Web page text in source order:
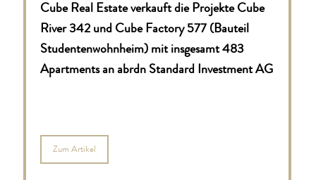
Cube Real Estate verkauft die Projekte Cube
River 342 und Cube Factory 577 (Bauteil
Studentenwohnheim) mit insgesamt 483
Apartments an abrdn Standard Investment AG
Zum Artikel